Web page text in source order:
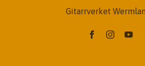
Gitarrverket